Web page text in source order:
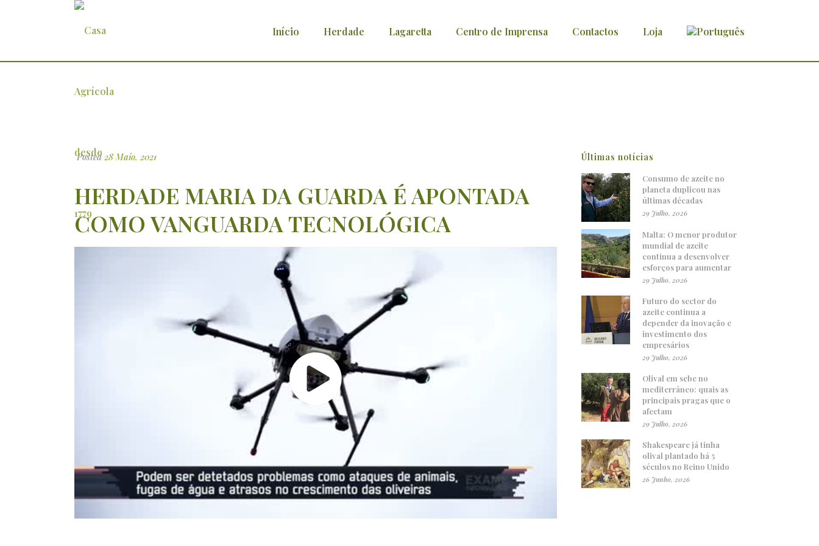
Início Herdade Lagaretta Centro de Imprensa Contactos Loja
Herdade Maria da Guarda é apontada como vanguarda tecnológica
Posted 28 Maio, 2021
HERDADE MARIA DA GUARDA É APONTADA
COMO VANGUARDA TECNOLÓGICA
Últimas notícias
Consumo de azeite no
planeta duplicou nas
últimas décadas
29 Julho, 2026
Malta: O menor produtor
mundial de azeite
continua a desenvolver
esforços para aumentar
29 Julho, 2026
Futuro do sector do
azeite continua a
depender da inovação e
investimento dos
empresários
29 Julho, 2026
Olival em sebe no
mediterrâneo: quais as
principais pragas que o
afectam
29 Julho, 2026
Shakespeare já tinha
olival plantado há 5
séculos no Reino Unido
26 Junho, 2026